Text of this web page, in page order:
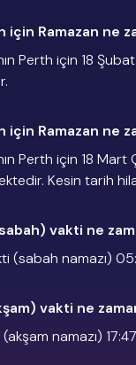
için Ramazan ne
Perth için 18
için Ramazan ne
Perth için 18 Mart
Kesin tarih
vakti ne
(sabah namazı)
vakti ne
namazı)